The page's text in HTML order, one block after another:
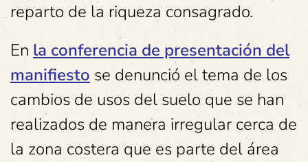
reparto de la riqueza consagrado.
En la conferencia de presentación del
manifiesto se denunció el tema de los
cambios de usos del suelo que se han
realizados de manera irregular cerca de
la zona costera que es parte del área